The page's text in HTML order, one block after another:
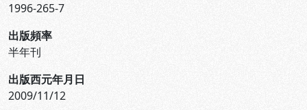
1996-265-7
出版頻率
半年刊
出版西元年月日
2009/11/12